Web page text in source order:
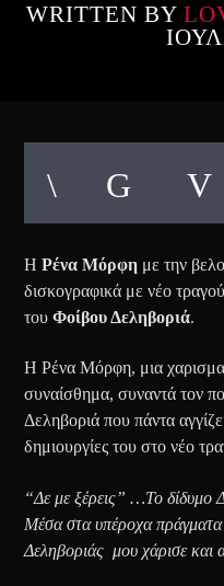
WRITTEN BY
ΗΡένα Μόρφη με την
δισκογραφικά με νέο
τουΦοίβου Δεληβοριά.
Η Ρένα Μόρφη, μια
συναίσθημα, συναντά τον
Δεληβοριά που πάντα
δημιουργίες του στο νέο
“Δε με ξέρεις” …Το δίδυμο
Μέσα στα υπέροχα πράγματα
Δεληβοριάς μου χάρισε και